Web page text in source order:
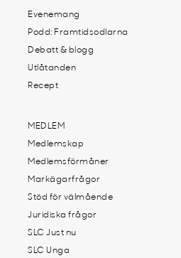
Evenemang
Podd: Framtidsodlarna
Debatt & blogg
Utlåtanden
Recept
MEDLEM
Medlemskap
Medlemsförmåner
Markägarfrågor
Stöd för välmående
Juridiska frågor
SLC Just nu
SLC Unga